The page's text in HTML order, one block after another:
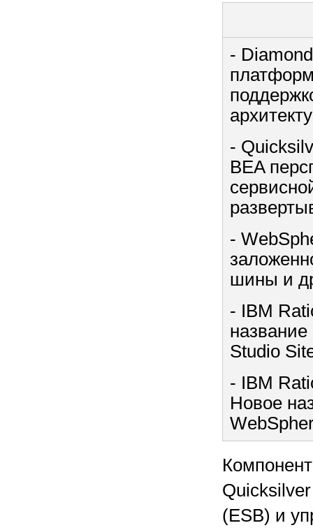
-
-
BEA
-
шины и
- IBM
Studio
- IBM
Новое
(ESB) и